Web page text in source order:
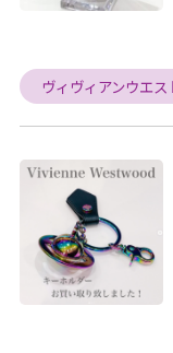
ヴィヴィアンウエス